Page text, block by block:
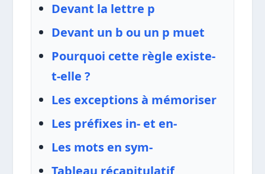
Devant la lettre p
Devant un b ou un p muet
Pourquoi cette règle existe-
t-elle ?
Les exceptions à mémoriser
Les préfixes in- et en-
Les mots en sym-